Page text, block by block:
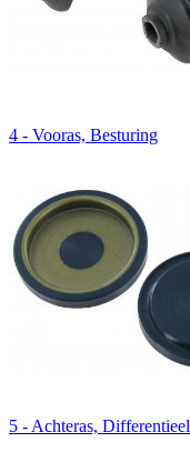
4 - Vooras, Besturing
5 - Achteras, Differentieel